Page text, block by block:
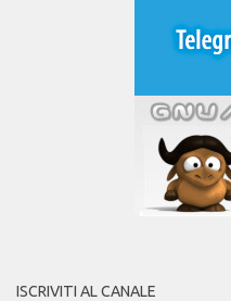
ISCRIVITI AL CANALE